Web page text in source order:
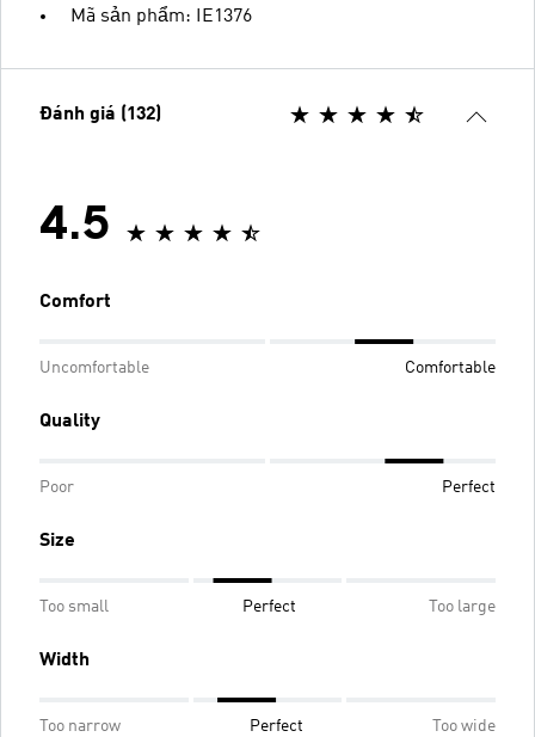
Mã sản phẩm: IE1376
Đánh giá (132)
4.5
Comfort
Uncomfortable Comfortable
Quality
Poor Perfect
Size
Too small Perfect Too large
Width
Too narrow Perfect Too wide